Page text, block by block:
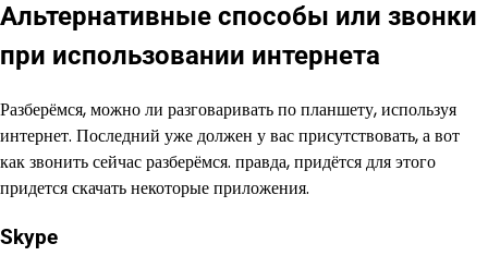
Альтернативные способы или звонки
при использовании интернета
Разберёмся, можно ли разговаривать по планшету, используя
интернет. Последний уже должен у вас присутствовать, а вот
как звонить сейчас разберёмся. правда, придётся для этого
придется скачать некоторые приложения.
Skype